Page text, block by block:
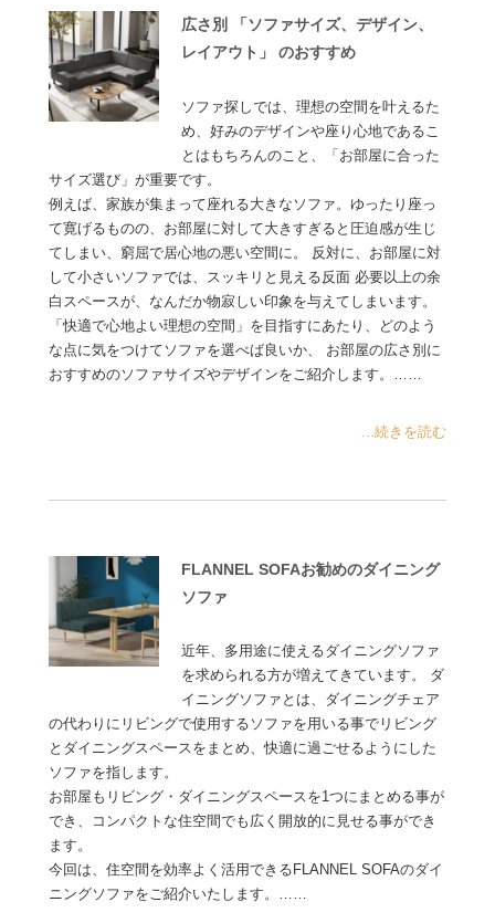
広さ別 「ソファサイズ、デザイン、
レイアウト」 のおすすめ
ソファ探しでは、理想の空間を叶えるた
め、好みのデザインや座り心地であるこ
とはもちろんのこと、「お部屋に合った
サイズ選び」が重要です。
例えば、家族が集まって座れる大きなソファ。ゆったり座っ
て寛げるものの、お部屋に対して大きすぎると圧迫感が生じ
てしまい、窮屈で居心地の悪い空間に。 反対に、お部屋に対
して小さいソファでは、スッキリと見える反面 必要以上の余
白スペースが、なんだか物寂しい印象を与えてしまいます。
「快適で心地よい理想の空間」を目指すにあたり、どのよう
な点に気をつけてソファを選べば良いか、 お部屋の広さ別に
おすすめのソファサイズやデザインをご紹介します。……
...続きを読む
FLANNEL SOFAお勧めのダイニング
ソファ
近年、多用途に使えるダイニングソファ
を求められる方が増えてきています。 ダ
イニングソファとは、ダイニングチェア
の代わりにリビングで使用するソファを用いる事でリビング
とダイニングスペースをまとめ、快適に過ごせるようにした
ソファを指します。
お部屋もリビング・ダイニングスペースを1つにまとめる事が
でき、コンパクトな住空間でも広く開放的に見せる事ができ
ます。
今回は、住空間を効率よく活用できるFLANNEL SOFAのダイ
ニングソファをご紹介いたします。……